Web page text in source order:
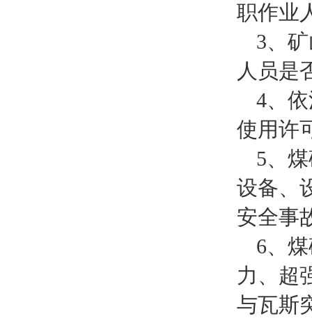
职作业
3、
人员是
4、
使用许
5、
设备、
安全事
6、
力、超
与瓦斯